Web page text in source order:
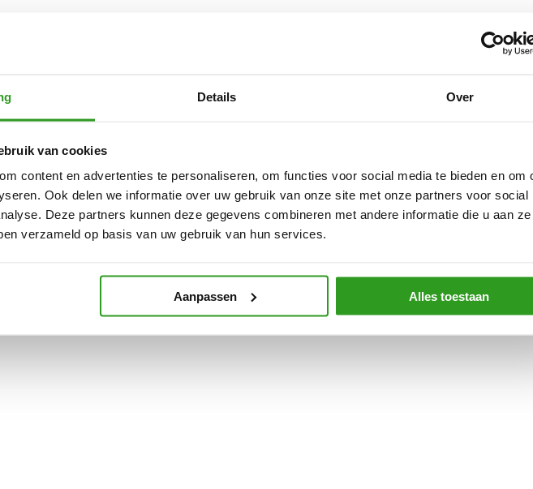
Details Over
van cookies
content en advertenties te personaliseren, om functies voor social media te bieden en om
Ook delen we informatie over uw gebruik van onze site met onze partners voor social
Deze partners kunnen deze gegevens combineren met andere informatie die u aan
verzameld op basis van uw gebruik van hun services.
Aanpassen Alles toestaan